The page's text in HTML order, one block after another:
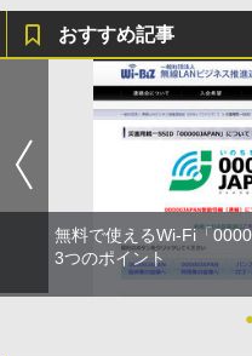
おすすめ記事
無料で使えるWi-Fi「
3つのポイント